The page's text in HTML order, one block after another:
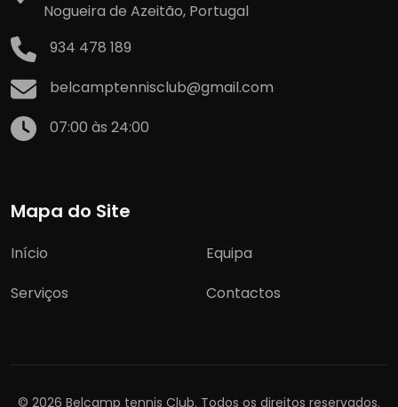
Nogueira de Azeitão, Portugal
934 478 189
belcamptennisclub@gmail.com
07:00 às 24:00
Mapa do Site
Início
Equipa
Serviços
Contactos
© 2026 Belcamp tennis Club. Todos os direitos reservados.